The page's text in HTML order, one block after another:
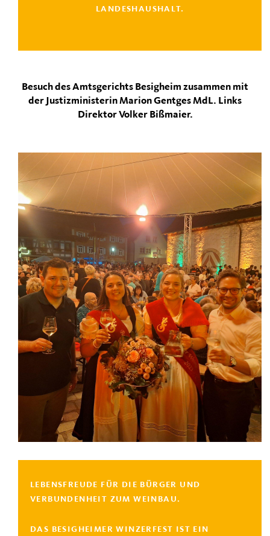
LANDESHAUSHALT.
Besuch des Amtsgerichts Besigheim zusammen mit
der Justizministerin Marion Gentges MdL. Links
Direktor Volker Bißmaier.
LEBENSFREUDE FÜR DIE BÜRGER UND
VERBUNDENHEIT ZUM WEINBAU.
DAS BESIGHEIMER WINZERFEST IST EIN